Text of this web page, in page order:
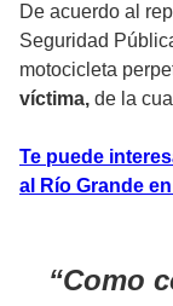
De acuerdo al
Seguridad
motocicleta
víctima, de la
Te puede
al Río Grande
Como